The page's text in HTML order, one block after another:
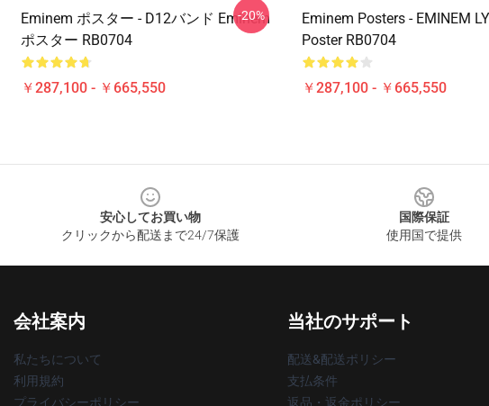
Eminem ポスター - D12バンド Eminem
ポスター RB0704
￥287,100 - ￥665,550
-20%
Eminem Posters - EMINEM
Poster RB0704
￥287,100 - ￥665,550
安心してお買い物
クリックから配送まで24/7保護
国際保証
使用国で提供
会社案内
私たちについて
利用規約
プライバシーポリシー
当社のサポート
配送&配送ポリシー
支払条件
返品・返金ポリシー